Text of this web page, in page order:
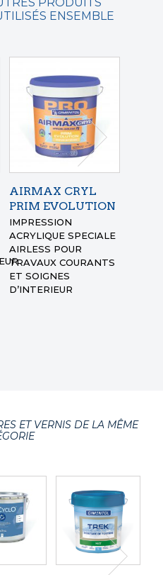
ENSEMBLE
AIRMAX CRYL
PRIM EVOLUTION
IMPRESSION
ACRYLIQUE SPECIALE
AIRLESS POUR
TRAVAUX COURANTS
ET SOIGNES
D’INTERIEUR
ET VERNIS DE LA MÊME